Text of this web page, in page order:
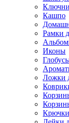
Кашпо
Рамки
Иконы
Ложки